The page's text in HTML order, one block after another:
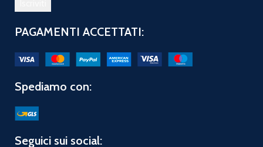
PAGAMENTI ACCETTATI:
Spediamo con:
Seguici sui social: